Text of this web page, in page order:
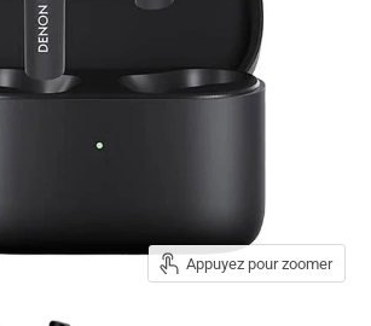
Appuyez pour zoomer